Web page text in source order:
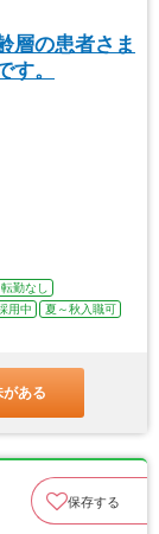
層の患者さま
。
勤なし
用中
夏～秋入職可
ある
保存する